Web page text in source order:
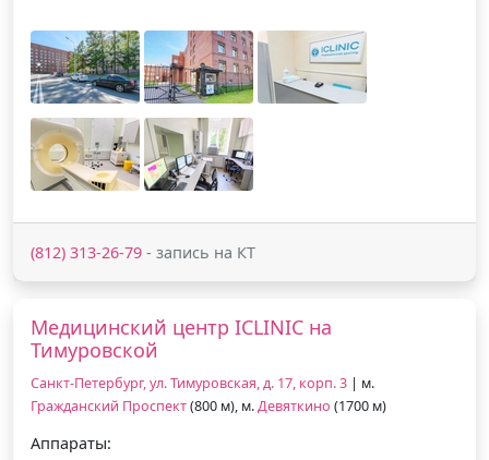
(812) 313-26-79 - запись на КТ
Медицинский центр ICLINIC на
Тимуровской
Санкт-Петербург, ул. Тимуровская, д. 17, корп. 3 | м.
Гражданский Проспект(800 м), м.Девяткино (1700 м)
Аппараты: